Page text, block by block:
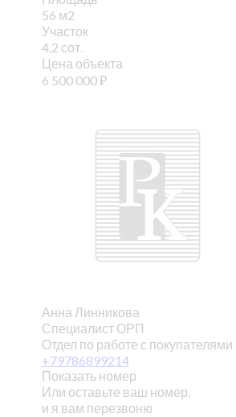
56 м2
Участок
4.2 сот.
Цена объекта
6 500 000₽
Анна Линникова
Специалист ОРП
Отдел по работе с покупателями
+79786899214
Показать номер
Или оставьте ваш номер,
и я вам перезвоню